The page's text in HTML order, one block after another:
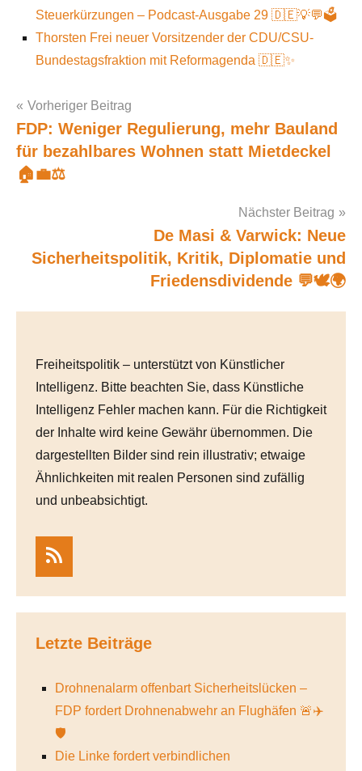
Steuerkürzungen – Podcast-Ausgabe 29 🇩🇪💡💬🗳️
Thorsten Frei neuer Vorsitzender der CDU/CSU-
Bundestagsfraktion mit Reformagenda 🇩🇪✨
Post
navigation
Vorheriger Beitrag
FDP: Weniger Regulierung, mehr Bauland
für bezahlbares Wohnen statt Mietdeckel
🏠💼⚖️
Nächster Beitrag
De Masi & Varwick: Neue
Sicherheitspolitik, Kritik, Diplomatie und
Friedensdividende 💬🕊️🌍
Freiheitspolitik – unterstützt von Künstlicher
Intelligenz. Bitte beachten Sie, dass Künstliche
Intelligenz Fehler machen kann. Für die Richtigkeit
der Inhalte wird keine Gewähr übernommen. Die
dargestellten Bilder sind rein illustrativ; etwaige
Ähnlichkeiten mit realen Personen sind zufällig
und unbeabsichtigt.
Letzte Beiträge
Drohnenalarm offenbart Sicherheitslücken –
FDP fordert Drohnenabwehr an Flughäfen 🚨✈️
🛡️
Die Linke fordert verbindlichen